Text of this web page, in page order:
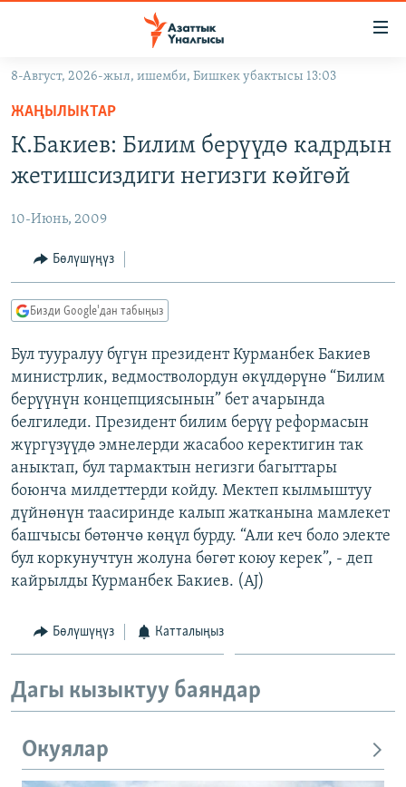
Навигацияга
өтүңүз
Издөөгө
салыңыз
ЭКОНОМИКА
МАДАНИЯТ
БОРБОР АЗИЯ
АТАЙЫН ИЛИКТӨӨ
ТВ ПРОГРАММАЛАР
ЭКСПЕРТТЕР ТАЛДАЙТ
БИЗ ЖАНА ДҮЙНӨ
ДАНИСТЕ
ЭЖЕ-СИҢДИЛЕР
АЗАТТЫК+
ЫҢГАЙСЫЗ СУРООЛОР
ӨЗГӨЧӨ ПИКИР
Русский
ОНЛАЙН ШЕРИНЕ
ЭЕ/АРнун бардык сайттары
8-Август, 2026-жыл, ишемби, Бишкек убактысы 13:03
ЖАҢЫЛЫКТАР
К.Бакиев: Билим берүүдө кадрдын
жетишсиздиги негизги көйгөй
10-Июнь, 2009
Бөлүшүңүз
Бизди Google'дан табыңыз
Бул тууралуу бүгүн президент Курманбек Бакиев
министрлик, ведмостволордун өкүлдөрүнө “Билим
берүүнүн концепциясынын” бет ачарында
белгиледи. Президент билим берүү реформасын
жүргүзүүдө эмнелерди жасабоо керектигин так
аныктап, бул тармактын негизги багыттары
боюнча милдеттерди койду. Мектеп кылмыштуу
дүйнөнүн таасиринде калып жатканына мамлекет
башчысы бөтөнчө көңүл бурду. “Али кеч боло электе
бул коркунучтун жолуна бөгөт коюу керек”, - деп
кайрылды Курманбек Бакиев. (AJ)
Бөлүшүңүз Катталыңыз
Дагы кызыктуу баяндар
Окуялар